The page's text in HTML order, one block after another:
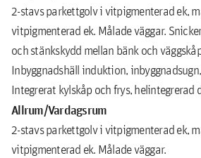
2-stavs parkettgolv i vitpigmenterad ek,
vitpigmenterad ek. Målade väggar.
och stänkskydd mellan bänk och
Inbyggnadshäll induktion,
Integrerat kylskåp och frys, helintegrerad
Allrum/Vardagsrum
2-stavs parkettgolv i vitpigmenterad ek,
vitpigmenterad ek. Målade väggar.